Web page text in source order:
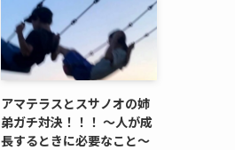
アマテラスとスサノオの姉
弟ガチ対決！！！ ～人が成
長するときに必要なこと～